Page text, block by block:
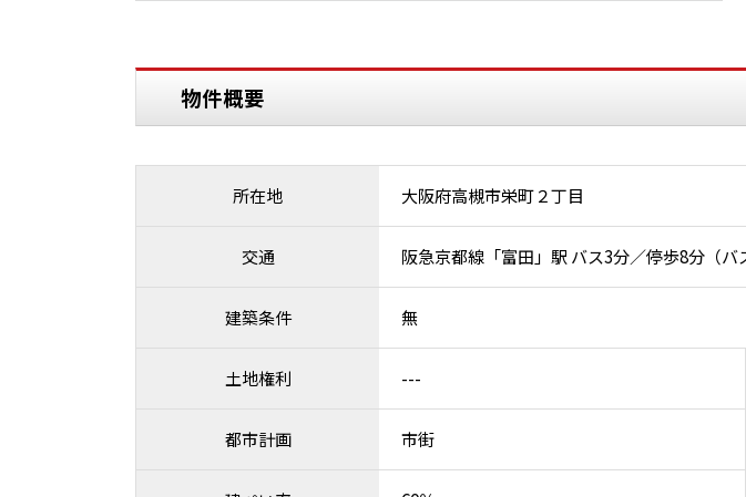
物件概要
所在地 大阪府高槻市栄町２丁目
交通 阪急京都線「富田」駅 バス3分／停歩8分（バ
建築条件 無
土地権利 ---
都市計画 市街